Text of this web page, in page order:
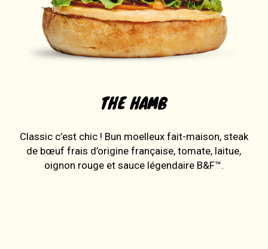
THE HAMB
Classic c’est chic ! Bun moelleux fait-maison, steak
de bœuf frais d’origine française, tomate, laitue,
oignon rouge et sauce légendaire B&F™.